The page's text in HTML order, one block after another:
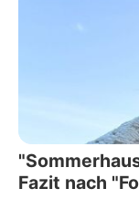
Fazit nach